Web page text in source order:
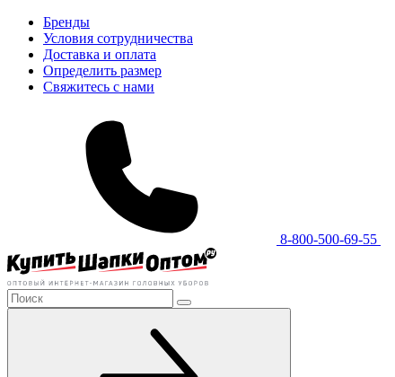
Бренды
Условия сотрудничества
Доставка и оплата
Определить размер
Свяжитесь с нами
8-800-500-69-55